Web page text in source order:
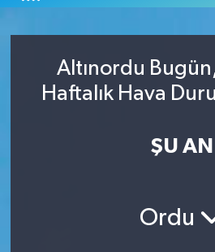
Altınordu Bugün,
Haftalık Hava
ŞU AN
Ordu